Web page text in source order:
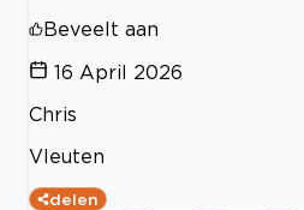
Beveelt aan
16 April 2026
Chris
Vleuten
delen